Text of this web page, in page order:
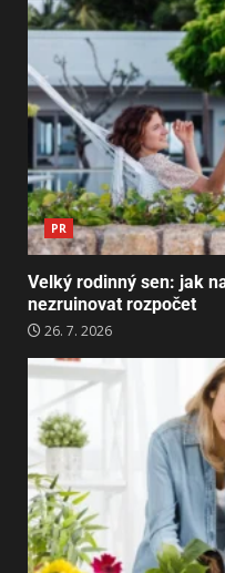
PR
Velký rodinný sen: jak
nezruinovat rozpočet
26. 7. 2026